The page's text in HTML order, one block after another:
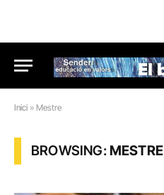
Inici » Mestre
BROWSING:MESTRE